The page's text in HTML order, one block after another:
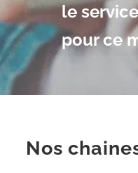
le
pour ce
Nos